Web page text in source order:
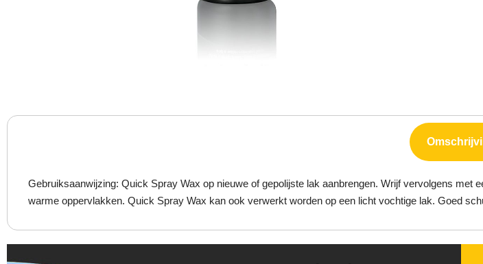
Gebruiksaanwijzing: Quick Spray Wax op nieuwe of gepolijste lak aanbrengen. Wrijf vervolgens
warme oppervlakken. Quick Spray Wax kan ook verwerkt worden op een licht vochtige lak. Goed